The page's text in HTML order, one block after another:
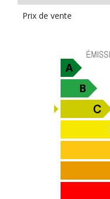
Prix de vente